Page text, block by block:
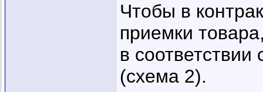
Чтобы в
приемки
в
(схема 2).